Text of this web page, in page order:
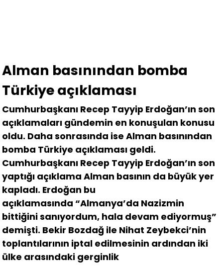
Alman basınından bomba
Türkiye açıklaması
Cumhurbaşkanı Recep Tayyip Erdoğan’ın son
açıklamaları gündemin en konuşulan konusu
oldu. Daha sonrasında ise Alman basınından
bomba Türkiye açıklaması geldi.
Cumhurbaşkanı Recep Tayyip Erdoğan’ın son
yaptığı açıklama Alman basının da büyük yer
kapladı. Erdoğan bu
açıklamasında “Almanya’da Nazizmin
bittiğini sanıyordum, hala devam ediyormuş”
demişti. Bekir Bozdağ ile Nihat Zeybekci’nin
toplantılarının iptal edilmesinin ardından iki
ülke arasındaki gerginlik